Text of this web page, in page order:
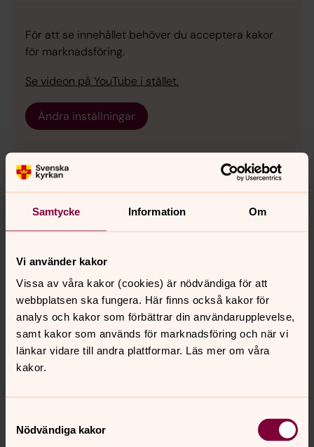
Samtycke Information Om
Vi använder kakor
Vissa av våra kakor (cookies) är nödvändiga för att
webbplatsen ska fungera. Här finns också kakor för
analys och kakor som förbättrar din användarupplevelse,
samt kakor som används för marknadsföring och när vi
länkar vidare till andra plattformar. Läs mer om våra
kakor.
Nödvändiga kakor
För att se innehållet behöver du acceptera kakor
för marknadsföring.
Se videon på YouTube i stället.
Ändra inställningar
För att se innehållet behöver du acceptera kakor
för marknadsföring.
Se videon på YouTube i stället.
Ändra inställningar
Se videon på YouTube i stället.